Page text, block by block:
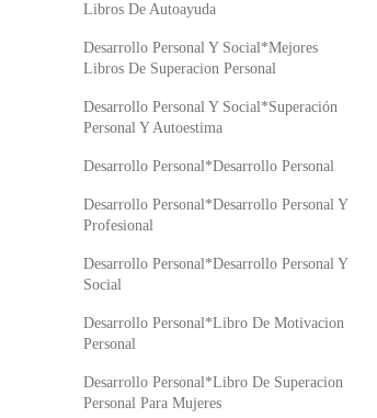
Libros De Autoayuda
Desarrollo Personal Y Social*Mejores
Libros De Superacion Personal
Desarrollo Personal Y Social*Superación
Personal Y Autoestima
Desarrollo Personal*Desarrollo Personal
Desarrollo Personal*Desarrollo Personal Y
Profesional
Desarrollo Personal*Desarrollo Personal Y
Social
Desarrollo Personal*Libro De Motivacion
Personal
Desarrollo Personal*Libro De Superacion
Personal Para Mujeres